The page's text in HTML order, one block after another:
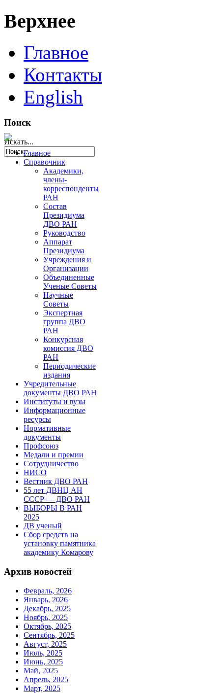
Верхнее
Главное
Контакты
English
Поиск
Искать...
Главное
Справочник
Академики,
члены-
корреспонденты
РАН
Состав
Президиума
ДВО РАН
Руководство
Аппарат
Президиума
Учреждения и
Организации
Объединенные
Ученые Советы
Научные
Советы
Экспертная
группа ДВО
РАН
Конкурсная
комиссия ДВО
РАН
Периодические
издания
Учредительные
документы ДВО РАН
Институты и вузы
Информационные
ресурсы
Нормативные
документы
Профсоюз
Медали и премии
Сотрудничество
НИСО
Вестник ДВО РАН
55 лет ДВНЦ АН
СССР — ДВО РАН
ВЫБОРЫ В РАН
2025
ДВ ученый
Сбор средств на
установку памятника
академику Комарову
Архив новостей
Февраль, 2026
Январь, 2026
Декабрь, 2025
Ноябрь, 2025
Октябрь, 2025
Сентябрь, 2025
Август, 2025
Июль, 2025
Июнь, 2025
Май, 2025
Апрель, 2025
Март, 2025